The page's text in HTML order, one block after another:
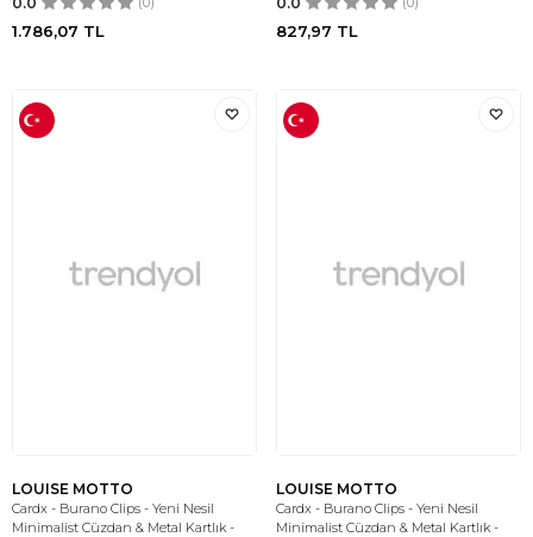
1.786,07 TL 827,97 TL
LOUISE MOTTO
Cardx - Burano Clips - Yeni Nesil
Minimalist Cüzdan & Metal Kartlık -
LOUISE MOTTO
Cardx - Burano Clips - Yeni Nesil
Minimalist Cüzdan & Metal Kartlık -